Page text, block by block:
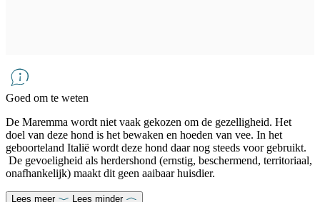
Goed om te weten
De Maremma wordt niet vaak gekozen om de gezelligheid. Het
doel van deze hond is het bewaken en hoeden van vee. In het
geboorteland Italië wordt deze hond daar nog steeds voor gebruikt.
De gevoeligheid als herdershond (ernstig, beschermend, territoriaal,
onafhankelijk) maakt dit geen aaibaar huisdier.
Lees meer Lees minder